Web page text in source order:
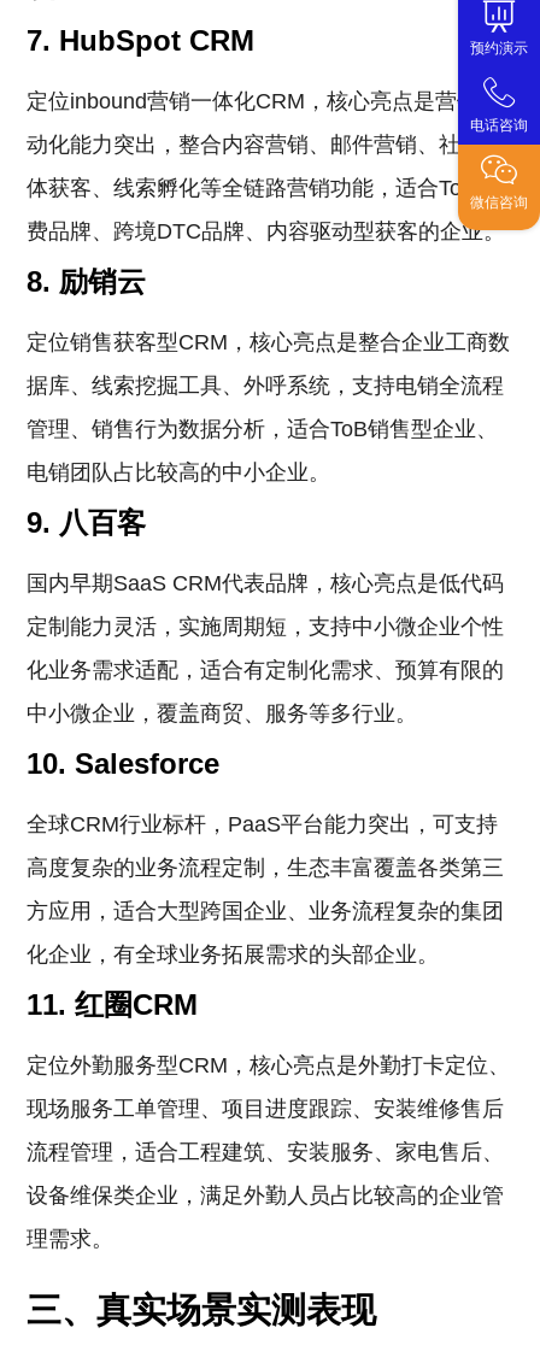
预约演示
电话咨询
微信咨询
7. HubSpot CRM
定位inbound营销一体化CRM，核心亮点是营销自
动化能力突出，整合内容营销、邮件营销、社交媒
体获客、线索孵化等全链路营销功能，适合ToC消
费品牌、跨境DTC品牌、内容驱动型获客的企业。
8. 励销云
定位销售获客型CRM，核心亮点是整合企业工商数
据库、线索挖掘工具、外呼系统，支持电销全流程
管理、销售行为数据分析，适合ToB销售型企业、
电销团队占比较高的中小企业。
9. 八百客
国内早期SaaS CRM代表品牌，核心亮点是低代码
定制能力灵活，实施周期短，支持中小微企业个性
化业务需求适配，适合有定制化需求、预算有限的
中小微企业，覆盖商贸、服务等多行业。
10. Salesforce
全球CRM行业标杆，PaaS平台能力突出，可支持
高度复杂的业务流程定制，生态丰富覆盖各类第三
方应用，适合大型跨国企业、业务流程复杂的集团
化企业，有全球业务拓展需求的头部企业。
11. 红圈CRM
定位外勤服务型CRM，核心亮点是外勤打卡定位、
现场服务工单管理、项目进度跟踪、安装维修售后
流程管理，适合工程建筑、安装服务、家电售后、
设备维保类企业，满足外勤人员占比较高的企业管
理需求。
三、真实场景实测表现